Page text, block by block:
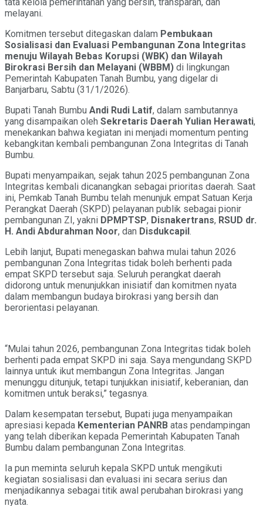
melayani.
Komitmen tersebut ditegaskan dalam Pembukaan
Sosialisasi dan Evaluasi Pembangunan Zona Integritas
menuju Wilayah Bebas Korupsi (WBK) dan Wilayah
Birokrasi Bersih dan Melayani (WBBM) di lingkungan
Pemerintah Kabupaten Tanah Bumbu, yang digelar di
Banjarbaru, Sabtu (31/1/2026).
Bupati Tanah Bumbu Andi Rudi Latif, dalam sambutannya
yang disampaikan oleh Sekretaris Daerah Yulian Herawati,
menekankan bahwa kegiatan ini menjadi momentum penting
kebangkitan kembali pembangunan Zona Integritas di Tanah
Bumbu.
Bupati menyampaikan, sejak tahun 2025 pembangunan Zona
Integritas kembali dicanangkan sebagai prioritas daerah. Saat
ini, Pemkab Tanah Bumbu telah menunjuk empat Satuan Kerja
Perangkat Daerah (SKPD) pelayanan publik sebagai pionir
pembangunan ZI, yakni DPMPTSP, Disnakertrans, RSUD dr.
H. Andi Abdurahman Noor, dan Disdukcapil.
Lebih lanjut, Bupati menegaskan bahwa mulai tahun 2026
pembangunan Zona Integritas tidak boleh berhenti pada
empat SKPD tersebut saja. Seluruh perangkat daerah
didorong untuk menunjukkan inisiatif dan komitmen nyata
dalam membangun budaya birokrasi yang bersih dan
berorientasi pelayanan.
“Mulai tahun 2026, pembangunan Zona Integritas tidak boleh
berhenti pada empat SKPD ini saja. Saya mengundang SKPD
lainnya untuk ikut membangun Zona Integritas. Jangan
menunggu ditunjuk, tetapi tunjukkan inisiatif, keberanian, dan
komitmen untuk beraksi,” tegasnya.
Dalam kesempatan tersebut, Bupati juga menyampaikan
apresiasi kepada Kementerian PANRB atas pendampingan
yang telah diberikan kepada Pemerintah Kabupaten Tanah
Bumbu dalam pembangunan Zona Integritas.
Ia pun meminta seluruh kepala SKPD untuk mengikuti
kegiatan sosialisasi dan evaluasi ini secara serius dan
menjadikannya sebagai titik awal perubahan birokrasi yang
nyata.